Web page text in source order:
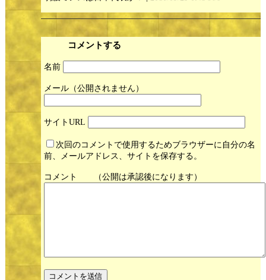
コメントする
名前
メール
サイト
次回のコメントで使用するためブラウザーに自分の名
前、メールアドレス、サイトを保存する。
コメント